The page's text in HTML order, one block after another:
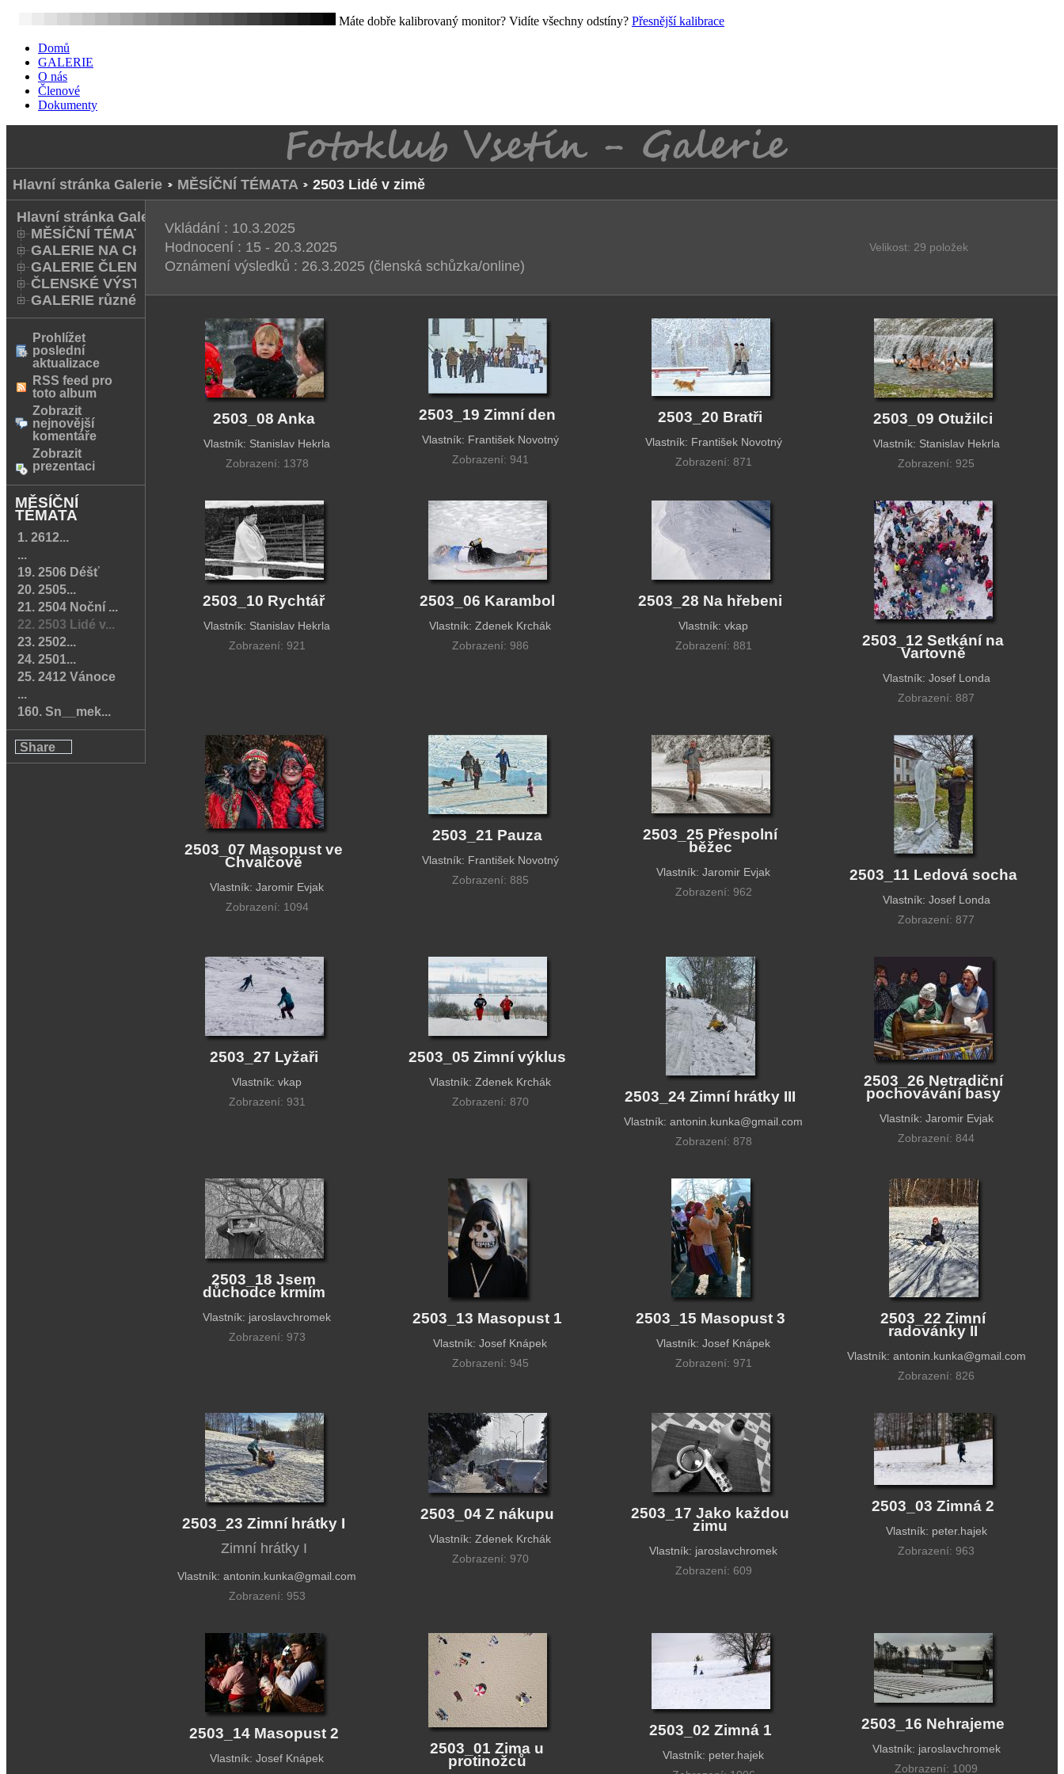
Máte dobře kalibrovaný monitor? Vidíte všechny odstíny? Přesnější kalibrace
Domů
GALERIE
O nás
Členové
Dokumenty
Hlavní stránka Galerie MĚSÍČNÍ TÉMATA 2503 Lidé v zimě
Hlavní stránka Galerie
MĚSÍČNÍ TÉMATA
GALERIE NA CHODNÍKU
GALERIE ČLENŮ
ČLENSKÉ VÝSTAVY A FOTO Q
GALERIE různé
Prohlížet
poslední
aktualizace
RSS feed pro
toto album
Zobrazit
nejnovější
komentáře
Zobrazit
prezentaci
MĚSÍČNÍ
TÉMATA
1. 2612...
...
19. 2506 Déšť
20. 2505...
21. 2504 Noční ...
22. 2503 Lidé v...
23. 2502...
24. 2501...
25. 2412 Vánoce
...
160. Sn__mek...
Share
Vkládání : 10.3.2025
Hodnocení : 15 - 20.3.2025
Oznámení výsledků : 26.3.2025 (členská schůzka/online)
Velikost: 29 položek
2503_08 Anka
Vlastník: Stanislav Hekrla
Zobrazení: 1378
2503_19 Zimní den
Vlastník: František Novotný
Zobrazení: 941
2503_20 Bratři
Vlastník: František Novotný
Zobrazení: 871
2503_09 Otužilci
Vlastník: Stanislav Hekrla
Zobrazení: 925
2503_10 Rychtář
Vlastník: Stanislav Hekrla
Zobrazení: 921
2503_06 Karambol
Vlastník: Zdenek Krchák
Zobrazení: 986
2503_28 Na hřebeni
Vlastník: vkap
Zobrazení: 881
2503_12 Setkání na
Vartovně
Vlastník: Josef Londa
Zobrazení: 887
2503_07 Masopust ve
Chvalčově
Vlastník: Jaromir Evjak
Zobrazení: 1094
2503_21 Pauza
Vlastník: František Novotný
Zobrazení: 885
2503_25 Přespolní
běžec
Vlastník: Jaromir Evjak
Zobrazení: 962
2503_11 Ledová socha
Vlastník: Josef Londa
Zobrazení: 877
2503_27 Lyžaři
Vlastník: vkap
Zobrazení: 931
2503_05 Zimní výklus
Vlastník: Zdenek Krchák
Zobrazení: 870
2503_24 Zimní hrátky III
Vlastník: antonin.kunka@gmail.com
Zobrazení: 878
2503_26 Netradiční
pochovávání basy
Vlastník: Jaromir Evjak
Zobrazení: 844
2503_18 Jsem
důchodce krmím
Vlastník: jaroslavchromek
Zobrazení: 973
2503_13 Masopust 1
Vlastník: Josef Knápek
Zobrazení: 945
2503_15 Masopust 3
Vlastník: Josef Knápek
Zobrazení: 971
2503_22 Zimní
radovánky II
Vlastník: antonin.kunka@gmail.com
Zobrazení: 826
2503_23 Zimní hrátky I
Zimní hrátky I
Vlastník: antonin.kunka@gmail.com
Zobrazení: 953
2503_04 Z nákupu
Vlastník: Zdenek Krchák
Zobrazení: 970
2503_17 Jako každou
zimu
Vlastník: jaroslavchromek
Zobrazení: 609
2503_03 Zimná 2
Vlastník: peter.hajek
Zobrazení: 963
2503_14 Masopust 2
Vlastník: Josef Knápek
2503_01 Zima u
protinožců
2503_02 Zimná 1
Vlastník: peter.hajek
2503_16 Nehrajeme
Vlastník: jaroslavchromek
Zobrazení: 1009